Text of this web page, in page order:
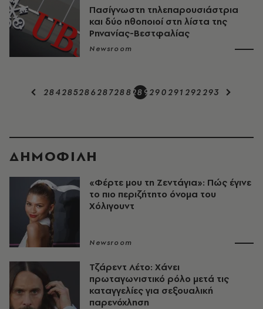
Πασίγνωστη τηλεπαρουσιάστρια
και δύο ηθοποιοί στη λίστα της
Ρηνανίας-Βεστφαλίας
Newsroom
284285286287288 289290291 292293
ΔΗΜΟΦΙΛΗ
«Φέρτε μου τη Ζεντάγια»: Πώς έγινε
το πιο περιζήτητο όνομα του
Χόλιγουντ
Newsroom
Τζάρεντ Λέτο: Χάνει
πρωταγωνιστικό ρόλο μετά τις
καταγγελίες για σεξουαλική
παρενόχληση